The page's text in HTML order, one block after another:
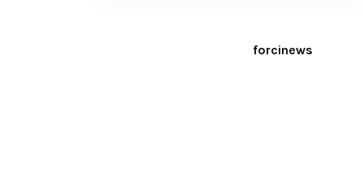
forcinews